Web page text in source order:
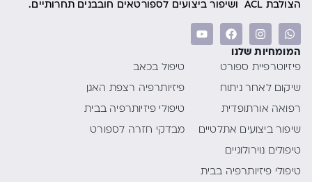
הצולבת ACL ושיפור ביצועים לספורטאים חובבנים תחרותיים.
המומחיות שלנו
פיזיוטרפיית ספורט
שיקום לאחר ניתוח
רפואה אורתופדית
שיפור ביצועים אתלטיים
טיפולים נוירולוגיים
טיפולי פיזיותרפיה בבית
טיפול בכאב
פיזיותרפיה רצפת האגן
טיפולי פיזיותרפיה בבית
מבדקי חזרה לספורט